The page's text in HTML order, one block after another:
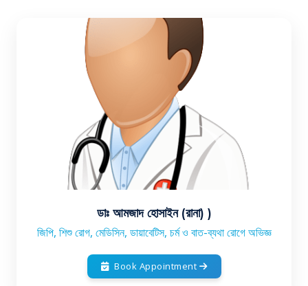
ডাঃ আমজাদ হোসাইন (রানা) )
জিপি, শিশু রোগ, মেডিসিন, ডায়াবেটিস, চর্ম ও বাত-ব্যথা রোগে অভিজ্ঞ
Book Appointment